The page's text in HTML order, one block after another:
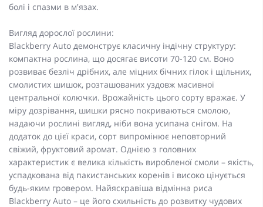
болі і спазми в м'язах.
Вигляд дорослої рослини:
Blackberry Auto демонструє класичну індічну структуру:
компактна рослина, що досягає висоти 70-120 см. Воно
розвиває безліч дрібних, але міцних бічних гілок і щільних,
смолистих шишок, розташованих уздовж масивної
центральної колючки. Врожайність цього сорту вражає. У
міру дозрівання, шишки рясно покриваються смолою,
надаючи рослині вигляд, ніби вона усипана снігом. На
додаток до цієї краси, сорт випромінює неповторний
свіжий, фруктовий аромат. Однією з головних
характеристик є велика кількість виробленої смоли – якість,
успадкована від пакистанських коренів і високо цінується
будь-яким гровером. Найяскравіша відмінна риса
Blackberry Auto – це його схильність до розвитку чудових